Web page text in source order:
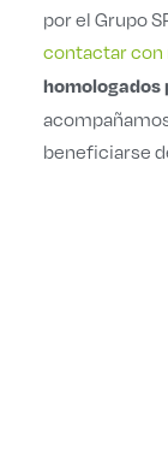
por el Grupo
contactar con
homologados
beneficiarse